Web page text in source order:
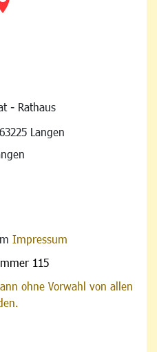
- Rathaus
63225 Langen
Impressum
115
ohne Vorwahl von allen